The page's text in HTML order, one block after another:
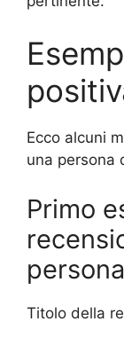
Ecco alcuni
una persona
Primo
persona
Titolo della